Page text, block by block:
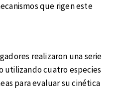
que rigen este
realizaron una serie
utilizando cuatro especies
para evaluar su cinética